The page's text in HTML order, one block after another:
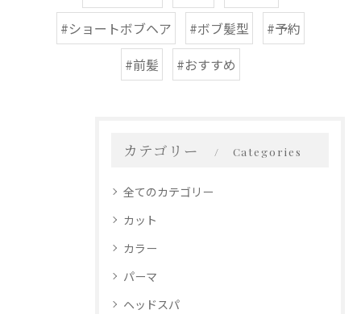
#ショートボブヘア
#ボブ髪型
#予約
#前髪
#おすすめ
カテゴリー Categories
全てのカテゴリー
カット
カラー
パーマ
ヘッドスパ